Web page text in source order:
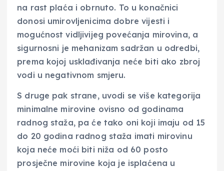
na rast plaća i obrnuto. To u konačnici
donosi umirovljenicima dobre vijesti i
mogućnost vidljivijeg povećanja mirovina, a
sigurnosni je mehanizam sadržan u odredbi,
prema kojoj usklađivanja neće biti ako zbroj
vodi u negativnom smjeru.
S druge pak strane, uvodi se više kategorija
minimalne mirovine ovisno od godinama
radnog staža, pa će tako oni koji imaju od 15
do 20 godina radnog staža imati mirovinu
koja neće moći biti niža od 60 posto
prosječne mirovine koja je isplaćena u